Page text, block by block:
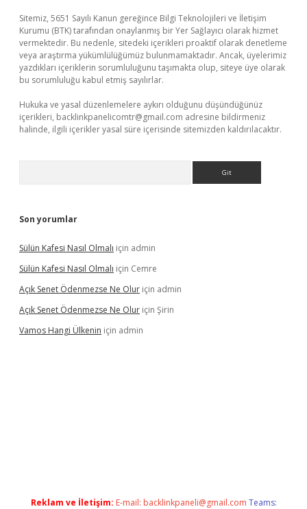
Sitemiz, 5651 Sayılı Kanun gereğince Bilgi Teknolojileri ve İletişim
Kurumu (BTK) tarafından onaylanmış bir Yer Sağlayıcı olarak hizmet
vermektedir. Bu nedenle, sitedeki içerikleri proaktif olarak denetleme
veya araştırma yükümlülüğümüz bulunmamaktadır. Ancak, üyelerimiz
yazdıkları içeriklerin sorumluluğunu taşımakta olup, siteye üye olarak
bu sorumluluğu kabul etmiş sayılırlar.
Hukuka ve yasal düzenlemelere aykırı olduğunu düşündüğünüz
içerikleri, backlinkpanelicomtr@gmail.com adresine bildirmeniz
halinde, ilgili içerikler yasal süre içerisinde sitemizden kaldırılacaktır.
Son yorumlar
Sülün Kafesi Nasıl Olmalı için admin
Sülün Kafesi Nasıl Olmalı için Cemre
Açık Senet Ödenmezse Ne Olur için admin
Açık Senet Ödenmezse Ne Olur için Şirin
Vamos Hangi Ülkenin için admin
Reklam ve İletişim: E-mail: backlinkpaneli@gmail.com Teams: